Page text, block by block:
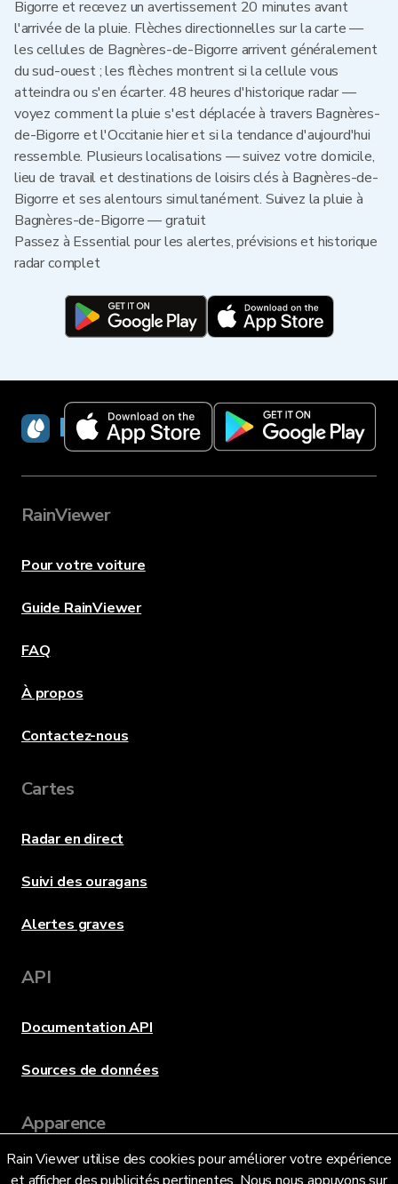
Bigorre et recevez un avertissement 20 minutes avant
l'arrivée de la pluie. Flèches directionnelles sur la carte —
les cellules de Bagnères-de-Bigorre arrivent généralement
du sud-ouest ; les flèches montrent si la cellule vous
atteindra ou s'en écarter. 48 heures d'historique radar —
voyez comment la pluie s'est déplacée à travers Bagnères-
de-Bigorre et l'Occitanie hier et si la tendance d'aujourd'hui
ressemble. Plusieurs localisations — suivez votre domicile,
lieu de travail et destinations de loisirs clés à Bagnères-de-
Bigorre et ses alentours simultanément. Suivez la pluie à
Bagnères-de-Bigorre — gratuit
Passez à Essential pour les alertes, prévisions et historique
radar complet
Rain Viewer utilise des cookies pour améliorer votre expérience
RainViewer
RainViewer
Pour votre voiture
Guide RainViewer
FAQ
À propos
Contactez-nous
Cartes
Radar en direct
Suivi des ouragans
Alertes graves
API
Documentation API
Sources de données
Apparence